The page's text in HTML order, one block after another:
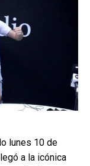
lunes 10 de
a la icónica